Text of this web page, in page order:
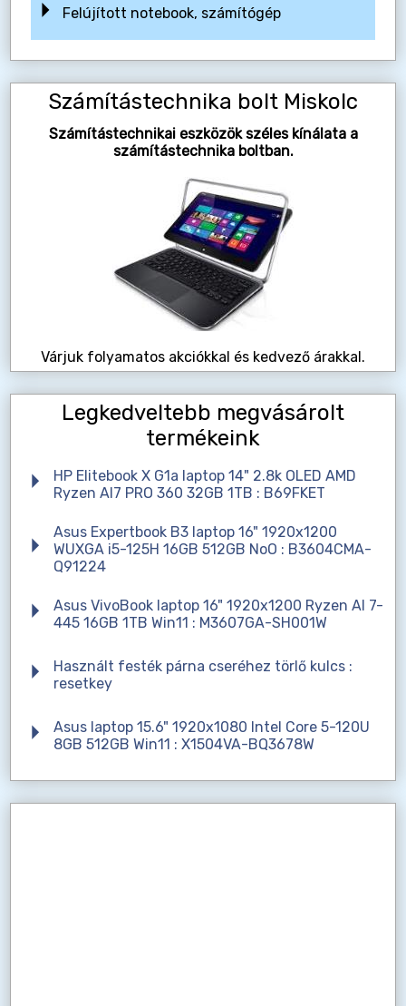
Felújított notebook, számítógép
Számítástechnika bolt Miskolc
Számítástechnikai eszközök széles kínálata a
számítástechnika boltban.
Várjuk folyamatos akciókkal és kedvező árakkal.
Legkedveltebb megvásárolt
termékeink
HP Elitebook X G1a laptop 14" 2.8k OLED AMD
Ryzen AI7 PRO 360 32GB 1TB : B69FKET
Asus Expertbook B3 laptop 16" 1920x1200
WUXGA i5-125H 16GB 512GB NoO : B3604CMA-
Q91224
Asus VivoBook laptop 16" 1920x1200 Ryzen AI 7-
445 16GB 1TB Win11 : M3607GA-SH001W
Használt festék párna cseréhez törlő kulcs :
resetkey
Asus laptop 15.6" 1920x1080 Intel Core 5-120U
8GB 512GB Win11 : X1504VA-BQ3678W